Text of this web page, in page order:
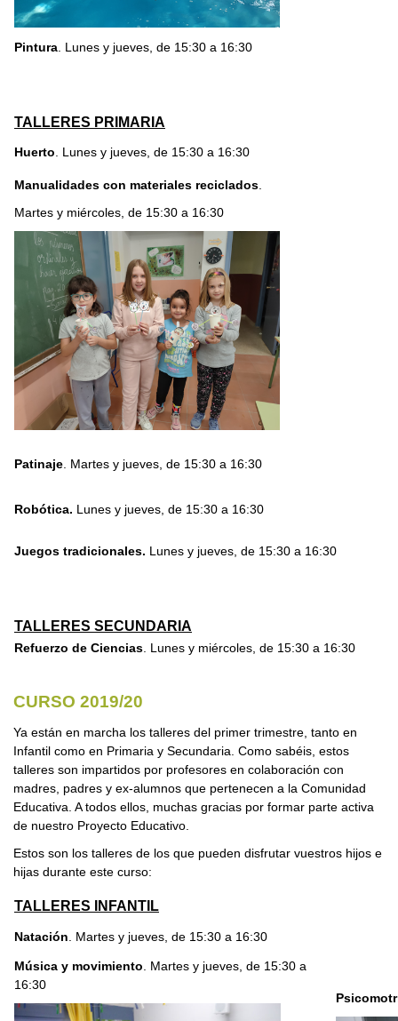
Pintura . Lunes y jueves, de 15:30 a 16:30
TALLERES PRIMARIA
Huerto . Lunes y jueves, de 15:30 a 16:30
Manualidades con materiales reciclados
Martes y miércoles, de 15:30 a 16:30
Patinaje . Martes y jueves, de 15:30 a 16:30
Robótica. Lunes y jueves, de 15:30 a 16:30
Juegos tradicionales. Lunes y jueves, de 15:30 a 16:30
TALLERES SECUNDARIA
Refuerzo de Ciencias . Lunes y miércoles, de 15:30 a 16:30
CURSO 2019/20
Ya están en marcha los talleres del primer trimestre, tanto en
Infantil como en Primaria y Secundaria. Como sabéis, estos
talleres son impartidos por profesores en colaboración con
madres, padres y ex-alumnos que pertenecen a la Comunidad
Educativa. A todos ellos, muchas gracias por formar parte activa
de nuestro Proyecto Educativo.
Estos son los talleres de los que pueden disfrutar vuestros hijos e
hijas durante este curso:
TALLERES INFANTIL
Natación . Martes y jueves, de 15:30 a 16:30
Música y movimiento
Martes y jueves, de 15:30 a
16:30